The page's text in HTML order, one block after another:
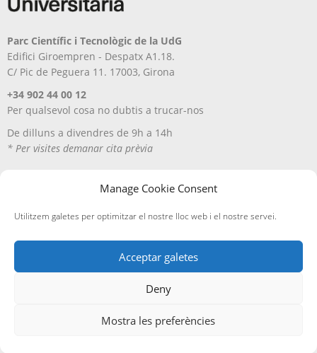
Manage Cookie Consent
Utilitzem galetes per optimitzar el nostre lloc web i el nostre servei.
Acceptar galetes
Deny
Mostra les preferències
Parc Científic i Tecnològic de la UdG
Edifici Giroempren - Despatx A1.18.
C/ Pic de Peguera 11. 17003, Girona
+34 902 44 00 12
Per qualsevol cosa no dubtis a trucar-nos
De dilluns a divendres de 9h a 14h
* Per visites demanar cita prèvia
Política de privacitat Política de cookies